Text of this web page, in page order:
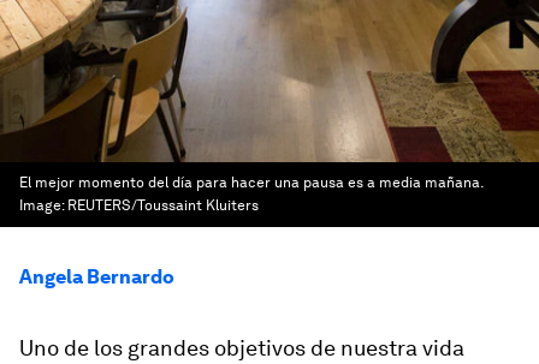
El mejor momento del día para hacer una pausa es a media mañana.
Image: REUTERS/Toussaint Kluiters
Angela Bernardo
Uno de los grandes objetivos de nuestra vida